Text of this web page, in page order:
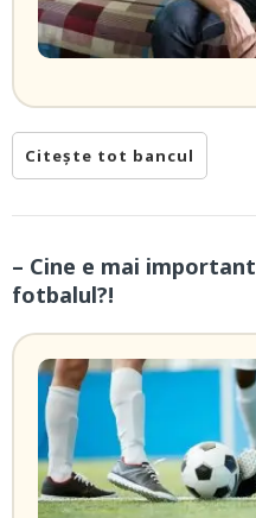
Citește tot bancul
– Cine e mai
fotbalul?!